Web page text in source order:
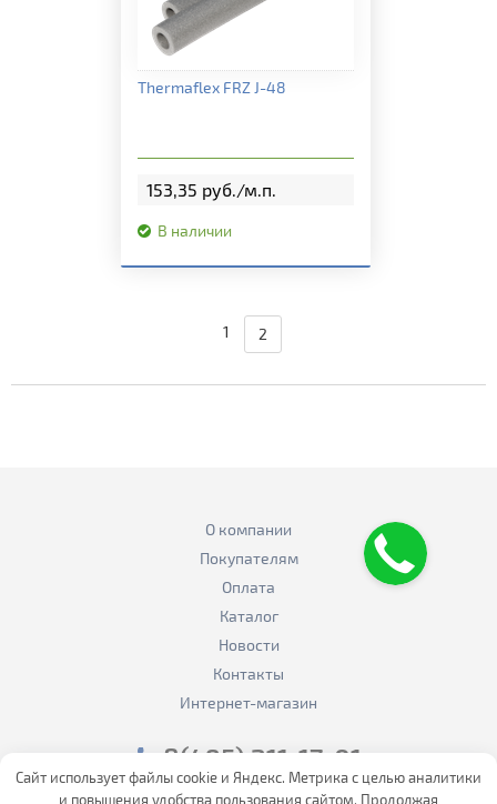
Подробная информация
Thermaflex FRZ J-48
153,35 руб./м.п.
В наличии
1 2
О компании
Покупателям
Оплата
Каталог
Новости
Контакты
Интернет-магазин
8(495) 211-17-01
sale@flexalen.company
Сайт использует файлы cookie и Яндекс. Метрика с целью аналитики
и повышения удобства пользования сайтом. Продолжая